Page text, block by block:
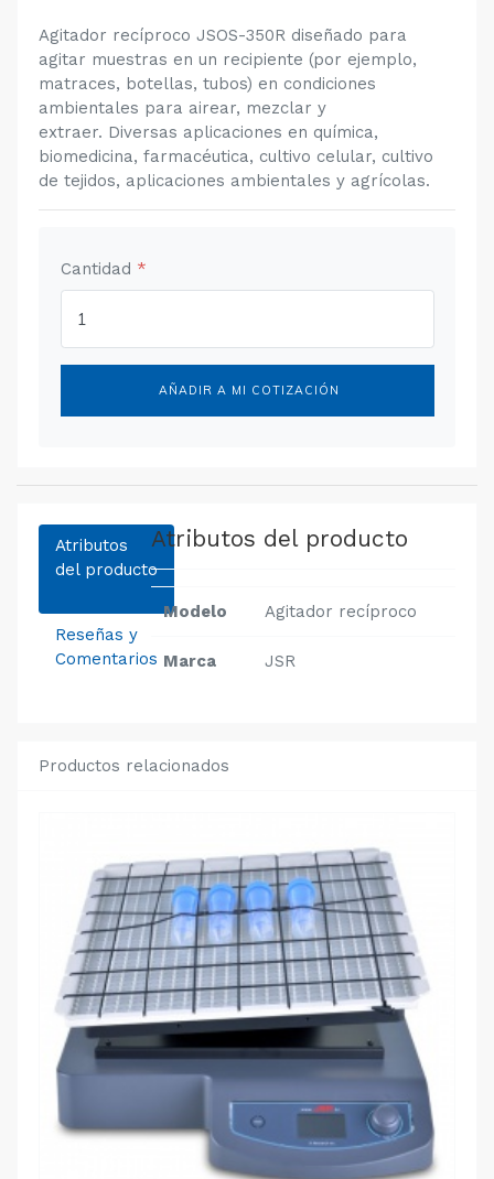
Agitador recíproco JSOS-350R diseñado para
agitar muestras en un recipiente (por ejemplo,
matraces, botellas, tubos) en condiciones
ambientales para airear, mezclar y
extraer. Diversas aplicaciones en química,
biomedicina, farmacéutica, cultivo celular, cultivo
de tejidos, aplicaciones ambientales y agrícolas.
Cantidad *
AÑADIR A MI COTIZACIÓN
Atributos
del producto
Reseñas y
Comentarios
Atributos del producto
Modelo Agitador recíproco
Marca JSR
Productos relacionados